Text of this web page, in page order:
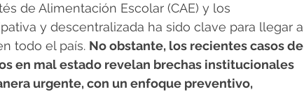
de Alimentación Escolar (CAE) y los
y descentralizada ha sido clave para llegar a
todo el país. No obstante, los recientes casos de
en mal estado revelan brechas institucionales
urgente, con un enfoque preventivo,